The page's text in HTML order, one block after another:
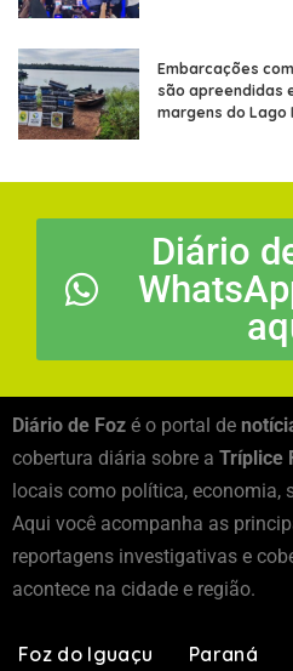
Embarcações
são apreendidas
margens do Lago
Diário
Diário de Foz é o portal de
cobertura diária sobre a Tríplice
locais como política, economia,
Aqui você acompanha as
reportagens investigativas e
acontece na cidade e região.
Foz do Iguaçu Paraná